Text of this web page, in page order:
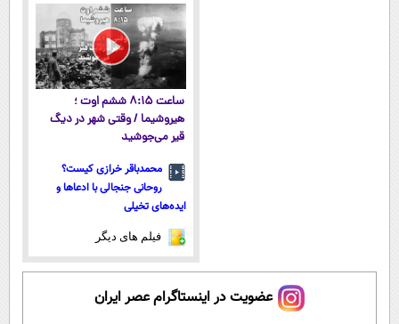
ساعت ۸:۱۵ ششم اوت ؛
هیروشیما / وقتی شهر در دیگ
قیر می‌جوشید
محمدباقر خرازی کیست؟
روحانی جنجالی با ادعاها و
ایده‌های تخیلی
فیلم های دیگر
عضویت در اینستاگرام عصر ایران